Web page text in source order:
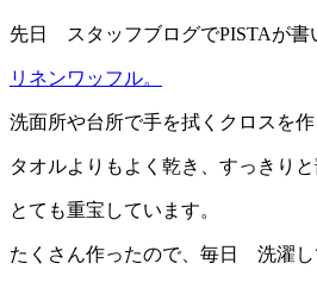
先日 スタッフブログでPISTAが書
リネンワッフル。
洗面所や台所で手を拭くクロスを作
タオルよりもよく乾き、すっきりと
とても重宝しています。
たくさん作ったので、毎日 洗濯し